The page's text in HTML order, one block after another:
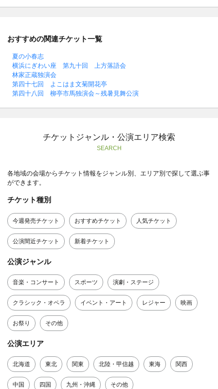
おすすめの関連チケット一覧
夏の小春志
横浜にぎわい座 第九十回 上方落語会
林家正蔵独演会
第四十七回 よこはま文菊開花亭
第四十八回 柳亭市馬独演会～残暑見舞公演
チケットジャンル・公演エリア検索
SEARCH
各地域の会場からチケット情報をジャンル別、エリア別で探して選ぶ事
ができます。
チケット種別
今週発売チケット おすすめチケット 人気チケット
公演間近チケット 新着チケット
公演ジャンル
音楽・コンサート スポーツ 演劇・ステージ
クラシック・オペラ イベント・アート レジャー 映画
お祭り その他
公演エリア
北海道 東北 関東 北陸・甲信越 東海 関西
中国 四国 九州・沖縄 その他